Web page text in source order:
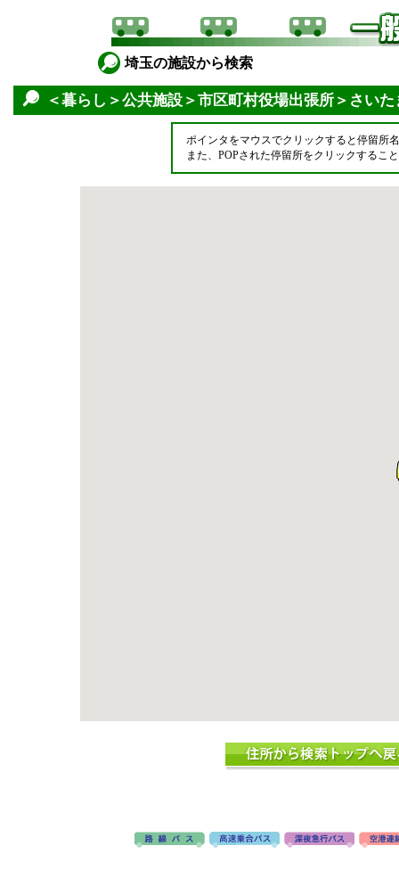
埼玉の施設から検索
＜暮らし＞公共施設＞市区町村役場出張所＞さい
ポインタをマウスでクリックすると停留所
また、POPされた停留所をクリックするこ